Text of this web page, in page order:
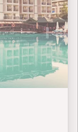
Prince
TUI